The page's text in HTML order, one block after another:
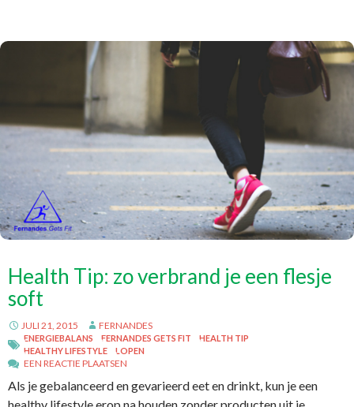
Health Tip: zo verbrand je een flesje
soft
JULI 21, 2015 FERNANDES
ENERGIEBALANS FERNANDES GETS FIT
HEALTH TIP
HEALTHY LIFESTYLE
LOPEN
EEN REACTIE PLAATSEN
Als je gebalanceerd en gevarieerd eet en drinkt, kun je een